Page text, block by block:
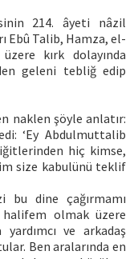
214. âyeti nâzil
Ebû Talib, Hamza, el-
kırk dolayında
geleni tebliğ edip
naklen şöyle anlatır:
‘Ey Abdulmuttalib
hiç kimse,
size kabulünü teklif
dine çağırmamı
olmak üzere
ve arkadaş
Ben aralarında en